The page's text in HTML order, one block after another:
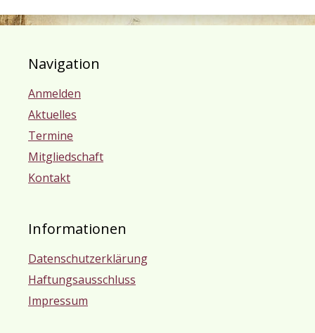
Navigation
Anmelden
Aktuelles
Termine
Mitgliedschaft
Kontakt
Informationen
Datenschutzerklärung
Haftungsausschluss
Impressum